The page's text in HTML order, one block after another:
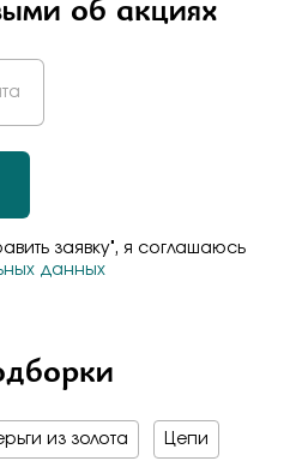
заявку", я соглашаюсь
данных
из золота Цепи